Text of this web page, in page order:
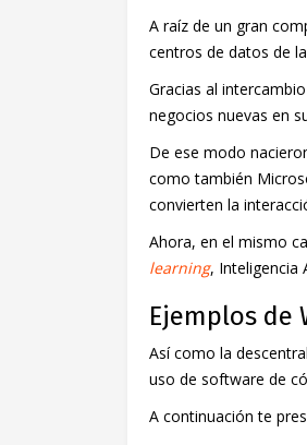
A raíz de un gran
centros de datos de
Gracias al
negocios nuevas en
De ese modo
como también
convierten la
Ahora, en el mismo
learning, Inteligencia
Ejemplos de
Así como la
uso de software de
A continuación te